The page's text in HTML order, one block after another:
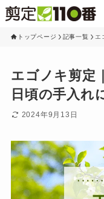
トップページ 記事一覧 エ
エゴノキ剪定
日頃の手入れ
2024年9月13日